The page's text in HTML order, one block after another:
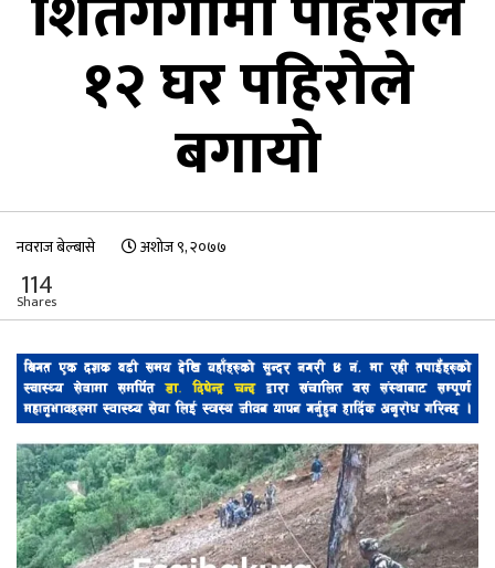
१२ घर पहिरोले
बगायो
नवराज बेल्बासे अशोज ९, २०७७
114
Shares